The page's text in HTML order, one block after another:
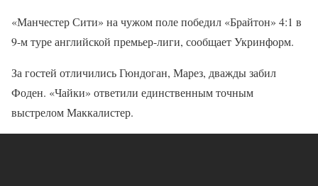
«Манчестер Сити» на чужом поле победил «Брайтон» 4:1 в
9-м туре английской премьер-лиги, сообщает Укринформ.
За гостей отличились Гюндоган, Марез, дважды забил
Фоден. «Чайки» ответили единственным точным
выстрелом Маккалистер.